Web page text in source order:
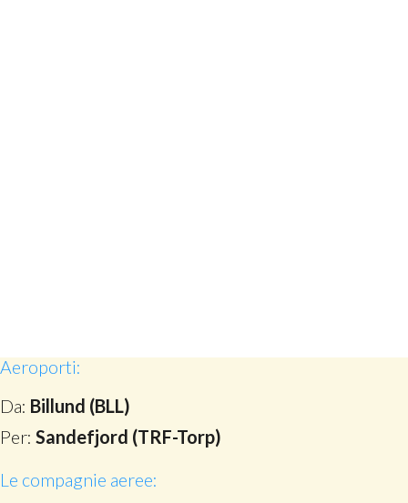
Aeroporti:
Da: Billund (BLL)
Per: Sandefjord (TRF-Torp)
Le compagnie aeree: